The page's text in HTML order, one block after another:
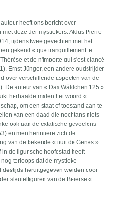
heeft ons bericht over
deze der mystiekers. Aldus Pierre
tijdens twee gevechten met het
gekend « que tranquillement je
et de n'importe qui s'est élancé
Ernst Jünger, een andere oudstrijder
over verschillende aspecten van de
De auteur van « Das Wäldchen 125 »
herhaalde malen het woord «
om een staat of toestand aan te
van een daad die nochtans niets
ook aan de extatische gevoelens
en men herinnere zich de
van de bekende « nuit de Gênes »
de ligurische hoofdstad heeft
terloops dat de mystieke
destijds heruitgegeven werden door
sleutelfiguren van de Beierse «